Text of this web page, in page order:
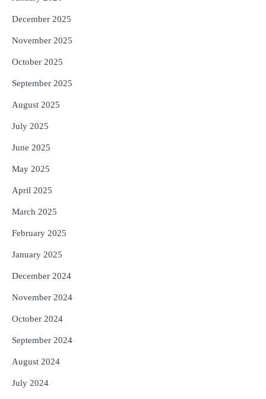
December 2025
November 2025
October 2025
September 2025
August 2025
July 2025
June 2025
May 2025
April 2025
March 2025
February 2025
January 2025
December 2024
November 2024
October 2024
September 2024
August 2024
July 2024